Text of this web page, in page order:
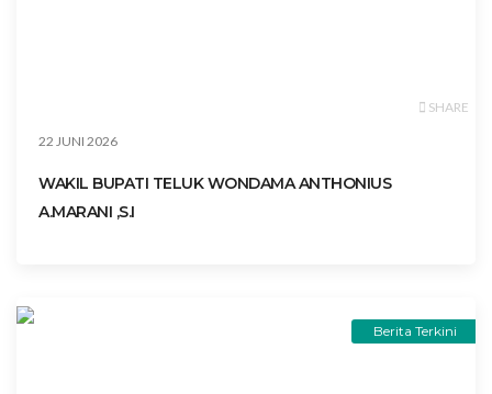
SHARE
22 JUNI 2026
WAKIL BUPATI TELUK WONDAMA ANTHONIUS
A.MARANI ,S.I
Berita Terkini